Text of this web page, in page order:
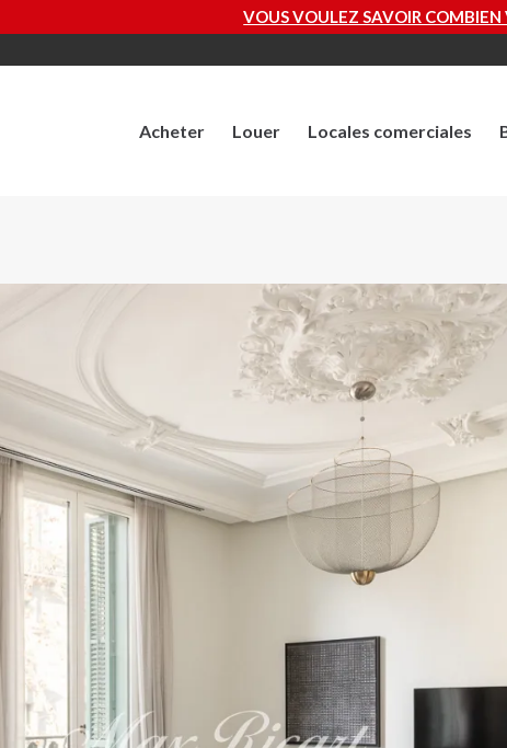
VOUS VOULEZ SAVOIR COMBIEN VAUT VOTRE
Acheter Louer Locales comerciales